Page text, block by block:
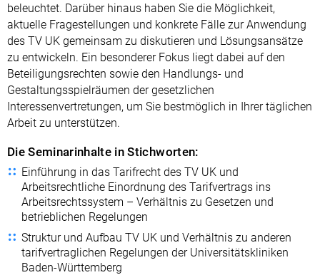
beleuchtet. Darüber hinaus haben Sie die Möglichkeit,
aktuelle Fragestellungen und konkrete Fälle zur Anwendung
des TV UK gemeinsam zu diskutieren und Lösungsansätze
zu entwickeln. Ein besonderer Fokus liegt dabei auf den
Beteiligungsrechten sowie den Handlungs- und
Gestaltungsspielräumen der gesetzlichen
Interessenvertretungen, um Sie bestmöglich in Ihrer täglichen
Arbeit zu unterstützen.
Die Seminarinhalte in Stichworten:
Einführung in das Tarifrecht des TV UK und
Arbeitsrechtliche Einordnung des Tarifvertrags ins
Arbeitsrechtssystem – Verhältnis zu Gesetzen und
betrieblichen Regelungen
Struktur und Aufbau TV UK und Verhältnis zu anderen
tarifvertraglichen Regelungen der Universitätskliniken
Baden-Württemberg